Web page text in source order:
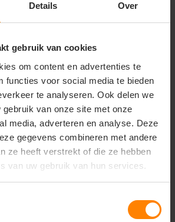
Details Over
gebruik van cookies
om content en advertenties te
functies voor social media te bieden
te analyseren. Ook delen we
gebruik van onze site met onze
media, adverteren en analyse. Deze
gegevens combineren met andere
ze heeft verstrekt of die ze hebben
van uw gebruik van hun services.
Bedrukken &
borduren